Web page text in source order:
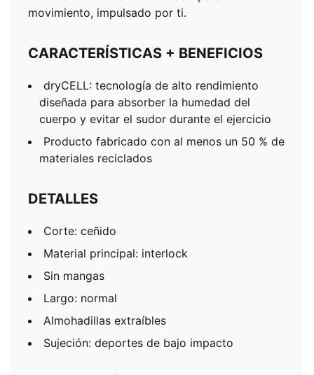
movimiento, impulsado por ti.
CARACTERÍSTICAS + BENEFICIOS
dryCELL: tecnología de alto rendimiento
diseñada para absorber la humedad del
cuerpo y evitar el sudor durante el ejercicio
Producto fabricado con al menos un 50 % de
materiales reciclados
DETALLES
Corte: ceñido
Material principal: interlock
Sin mangas
Largo: normal
Almohadillas extraíbles
Sujeción: deportes de bajo impacto